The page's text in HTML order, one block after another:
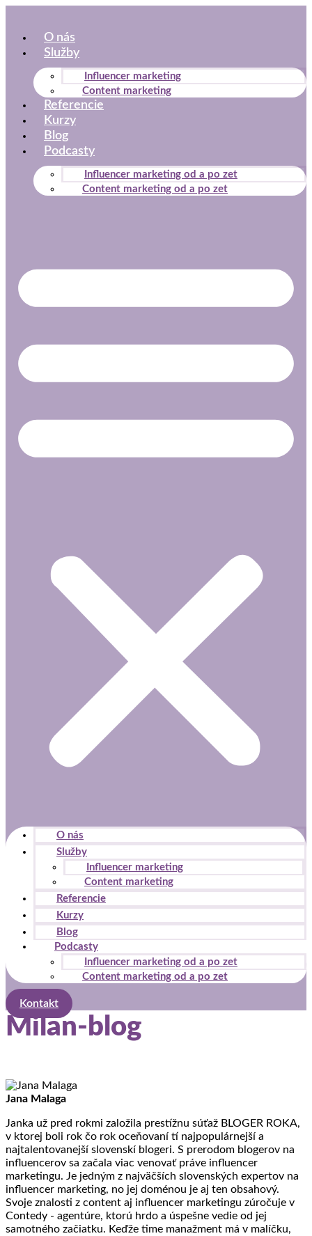
obsah
O nás
Služby
Influencer marketing
Content marketing
Referencie
Kurzy
Blog
Podcasty
Influencer marketing od a po zet
Content marketing od a po zet
O nás
Služby
Influencer marketing
Content marketing
Referencie
Kurzy
Blog
Podcasty
Influencer marketing od a po zet
Content marketing od a po zet
Kontakt
Milan-blog
Jana Malaga
Janka už pred rokmi založila prestížnu súťaž BLOGER ROKA,
v ktorej boli rok čo rok oceňovaní tí najpopulárnejší a
najtalentovanejší slovenskí blogeri. S prerodom blogerov na
influencerov sa začala viac venovať práve influencer
marketingu. Je jedným z najväčších slovenských expertov na
influencer marketing, no jej doménou je aj ten obsahový.
Svoje znalosti z content aj influencer marketingu zúročuje v
Contedy - agentúre, ktorú hrdo a úspešne vedie od jej
samotného začiatku. Keďže time manažment má v malíčku,